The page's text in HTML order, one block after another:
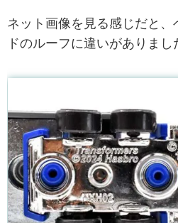
ネット画像を見る感じだと、
ドのルーフに違いがありまし